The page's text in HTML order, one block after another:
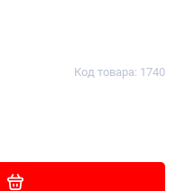
Код товара: 1740